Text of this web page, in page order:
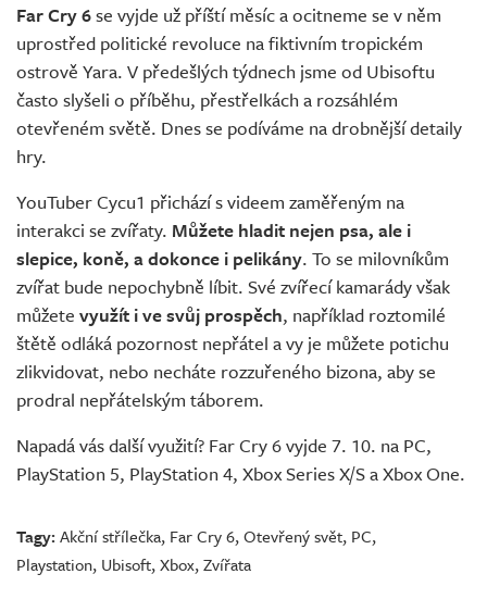
Far Cry 6se vyjde už příští měsíc a ocitneme se v něm
uprostřed politické revoluce na fiktivním tropickém
ostrově Yara. V předešlých týdnech jsme od Ubisoftu
často slyšeli o příběhu, přestřelkách a rozsáhlém
otevřeném světě. Dnes se podíváme na drobnější detaily
hry.
YouTuber Cycu1 přichází s videem zaměřeným na
interakci se zvířaty. Můžete hladit nejen psa, ale i
slepice, koně, a dokonce i pelikány. To se milovníkům
zvířat bude nepochybně líbit. Své zvířecí kamarády však
můžete využít i ve svůj prospěch, například roztomilé
štětě odláká pozornost nepřátel a vy je můžete potichu
zlikvidovat, nebo necháte rozzuřeného bizona, aby se
prodral nepřátelským táborem.
Napadá vás další využití? Far Cry 6 vyjde 7. 10. na PC,
PlayStation 5, PlayStation 4, Xbox Series X/S a Xbox One.
Tagy:Akční střílečka, Far Cry 6,Otevřený svět, PC,
Playstation, Ubisoft,Xbox,Zvířata